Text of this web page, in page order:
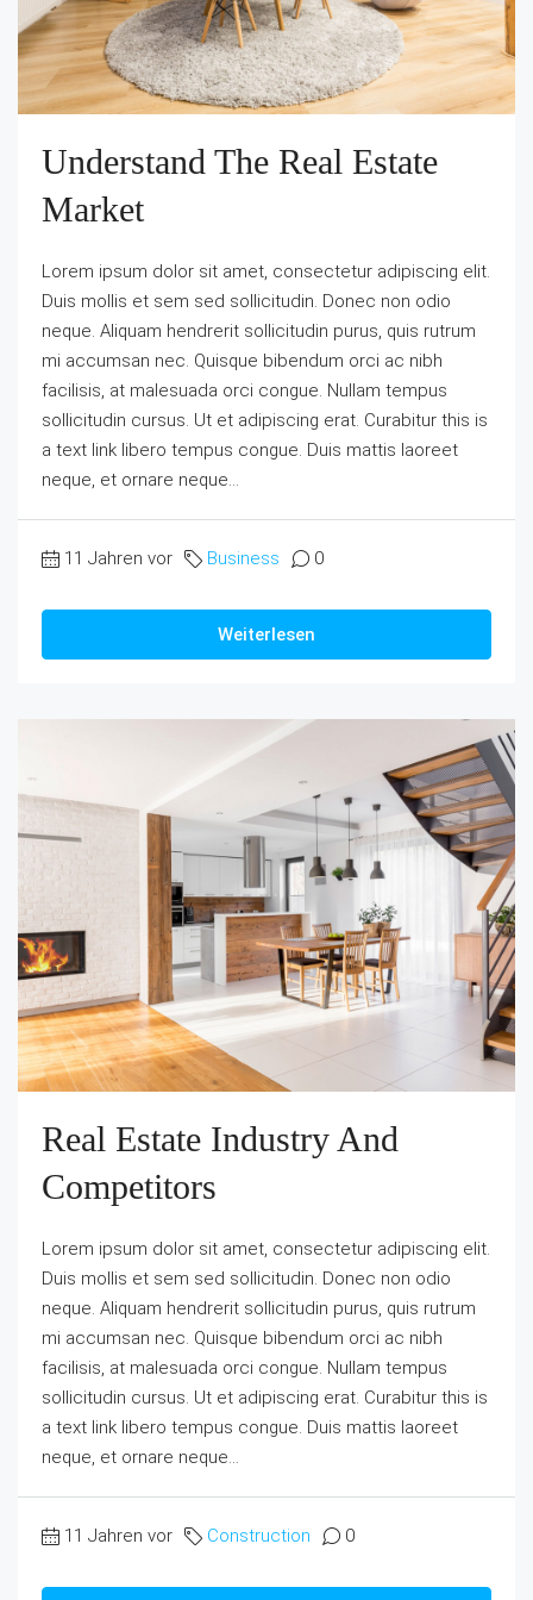
Understand The Real Estate
Market
Lorem ipsum dolor sit amet, consectetur adipiscing elit.
Duis mollis et sem sed sollicitudin. Donec non odio
neque. Aliquam hendrerit sollicitudin purus, quis rutrum
mi accumsan nec. Quisque bibendum orci ac nibh
facilisis, at malesuada orci congue. Nullam tempus
sollicitudin cursus. Ut et adipiscing erat. Curabitur this is
a text link libero tempus congue. Duis mattis laoreet
neque, et ornare neque...
11 Jahren vor Business 0
Weiterlesen
Real Estate Industry And
Competitors
Lorem ipsum dolor sit amet, consectetur adipiscing elit.
Duis mollis et sem sed sollicitudin. Donec non odio
neque. Aliquam hendrerit sollicitudin purus, quis rutrum
mi accumsan nec. Quisque bibendum orci ac nibh
facilisis, at malesuada orci congue. Nullam tempus
sollicitudin cursus. Ut et adipiscing erat. Curabitur this is
a text link libero tempus congue. Duis mattis laoreet
neque, et ornare neque...
11 Jahren vor Construction 0